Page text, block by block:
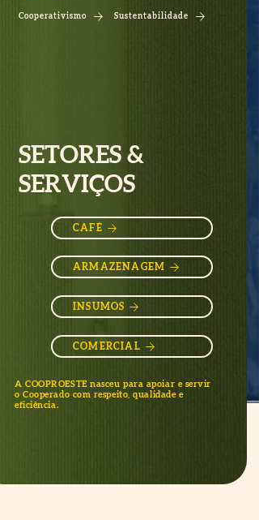
Cooperativismo Sustentabilidade
SETORES &
SERVIÇOS
CAFÉ
ARMAZENAGEM
INSUMOS
COMERCIAL
A COOPROESTE nasceu para apoiar e servir
o Cooperado com respeito, qualidade e
eficiência.